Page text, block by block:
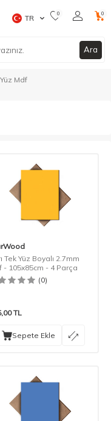
Ara
TR 0 0
Mdf
Tek Yüz Boyalı 2.7mm
- 105x85cm - 4 Parça
(0)
TL
Sepete Ekle